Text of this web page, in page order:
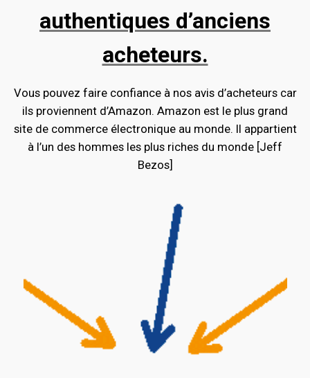
authentiques d’anciens
acheteurs.
Vous pouvez faire confiance à nos avis d’acheteurs car
ils proviennent d’Amazon. Amazon est le plus grand
site de commerce électronique au monde. Il appartient
à l’un des hommes les plus riches du monde [Jeff
Bezos]